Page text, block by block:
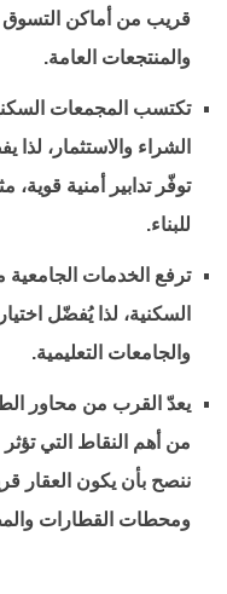
قريب من أماكن التسوق
والمنتجعات العامة.
تكتسب المجمعات
الشراء والاستثمار،
توفّر تدابير أمنية
للبناء.
ترفع الخدمات
السكنية، لذا يُفضّل
والجامعات التعليمية.
يعدّ القرب من محاور
من أهم النقاط التي تؤثر
ننصح بأن يكون العقار
ومحطات القطارات